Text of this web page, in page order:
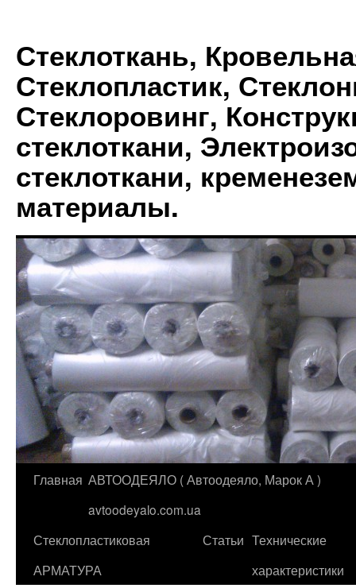
Стеклоткань,
Стеклопластик,
Стеклоровинг,
стеклоткани,
стеклоткани,
материалы.
Перейти
содержимому
Главная АВТООДЕЯЛО ( Автоодеяло, Марок А )
avtoodeyalo.com.ua
Стеклопластиковая
АРМАТУРА
Статьи Технические
характеристики